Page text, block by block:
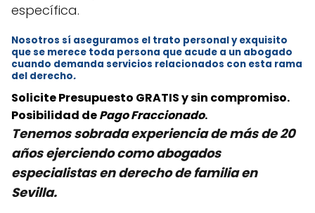
específica.
Nosotros sí aseguramos el trato personal y exquisito
que se merece toda persona que acude a un abogado
cuando demanda servicios relacionados con esta rama
del derecho.
Solicite Presupuesto GRATIS y sin compromiso.
Posibilidad dePago Fraccionado.
Tenemossobrada experiencia de más de 20
años ejerciendo como abogados
especialistas en derecho de familia en
Sevilla.